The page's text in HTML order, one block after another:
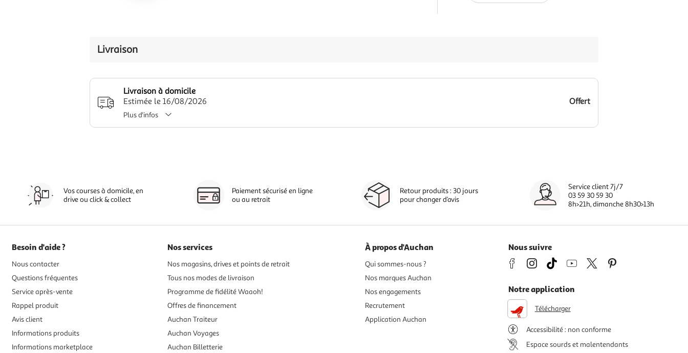
Livraison
Livraison à domicile
Estimée le 16/08/2026
Offert
Plus d'infos
Vos courses à domicile, en
drive ou click & collect
Paiement sécurisé en ligne
ou au retrait
Retour produits : 30 jours
pour changer d’avis
Service client 7j/7
03 59 30 59 30
8h>21h, dimanche 8h30>13h
Besoin d'aide ?
Nous contacter
Questions fréquentes
Service après-vente
Rappel produit
Avis client
Informations produits
Informations marketplace
Nos services
Nos magasins, drives et points de retrait
Tous nos modes de livraison
Programme de fidélité Waaoh!
Offres de financement
Auchan Traiteur
Auchan Voyages
Auchan Billetterie
À propos d'Auchan
Qui sommes-nous ?
Nos marques Auchan
Nos engagements
Recrutement
Application Auchan
Nous suivre
Notre application
Télécharger
Accessibilité : non conforme
Espace sourds et malentendants